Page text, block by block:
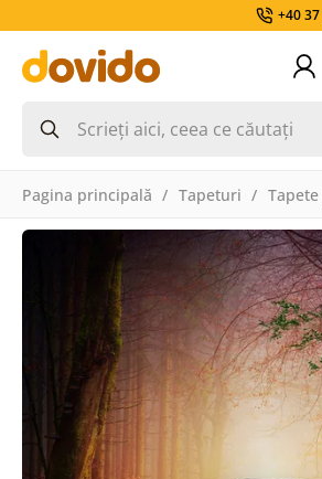
+40
Pagina principală Tapeturi